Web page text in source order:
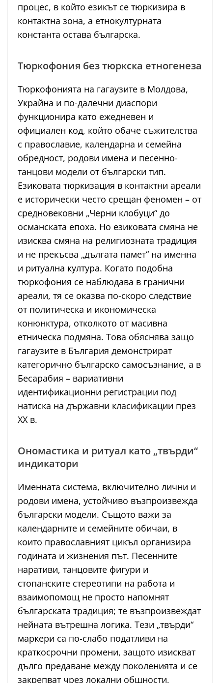
процес, в който езикът се тюркизира в
контактна зона, а етнокултурната
константа остава българска.
Тюркофония без тюркска етногенеза
Тюркофонията на гагаузите в Молдова,
Украйна и по-далечни диаспори
функционира като ежедневен и
официален код, който обаче съжителства
с православие, календарна и семейна
обредност, родови имена и песенно-
танцови модели от български тип.
Езиковата тюркизация в контактни ареали
е исторически често срещан феномен – от
средновековни „Черни клобуци“ до
османската епоха. Но езиковата смяна не
изисква смяна на религиозната традиция
и не прекъсва „дългата памет“ на именна
и ритуална култура. Когато подобна
тюркофония се наблюдава в гранични
ареали, тя се оказва по-скоро следствие
от политическа и икономическа
конюнктура, отколкото от масивна
етническа подмяна. Това обяснява защо
гагаузите в България демонстрират
категорично българско самосъзнание, а в
Бесарабия – вариативни
идентификационни регистрации под
натиска на държавни класификации през
ХХ в.
Ономастика и ритуал като „твърди“
индикатори
Именната система, включително лични и
родови имена, устойчиво възпроизвежда
български модели. Същото важи за
календарните и семейните обичаи, в
които православният цикъл организира
годината и жизнения път. Песенните
наративи, танцовите фигури и
стопанските стереотипи на работа и
взаимопомощ не просто напомнят
българската традиция; те възпроизвеждат
нейната вътрешна логика. Тези „твърди“
маркери са по-слабо податливи на
краткосрочни промени, защото изискват
дълго предаване между поколенията и се
закрепват чрез локални общности,